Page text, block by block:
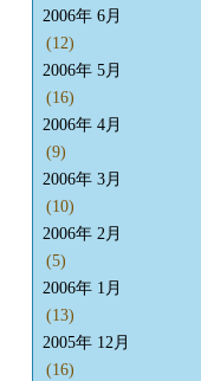
2006年 6月
(12)
2006年 5月
(16)
2006年 4月
(9)
2006年 3月
(10)
2006年 2月
(5)
2006年 1月
(13)
2005年 12月
(16)